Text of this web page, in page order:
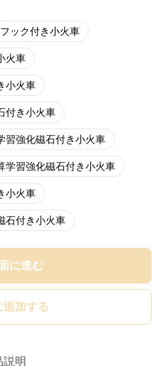
ック付き小火車
火車
小火車
付き小火車
習強化磁石付き小火車
学習強化磁石付き小火車
小火車
石付き小火車
に進む
追加する
説明